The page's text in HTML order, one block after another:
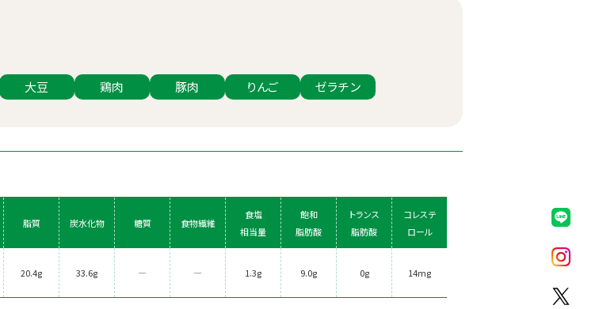
大豆 鶏肉 豚肉 りんご ゼラチン
脂質 炭水化物 糖質 食物繊維
食塩
相当量
飽和
脂肪酸
トランス
脂肪酸
コレステ
ロール
20.4g 33.6g ― ― 1.3g 9.0g 0g 14mg